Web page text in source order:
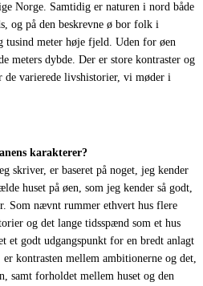
Norge. Samtidig er naturen i nord både
og på den beskrevne ø bor folk i
tusind meter høje fjeld. Uden for øen
meters dybde. Der er store kontraster og
de varierede livshistorier, vi møder i
karakterer?
skriver, er baseret på noget, jeg kender
huset på øen, som jeg kender så godt,
Som nævnt rummer ethvert hus flere
og det lange tidsspænd som et hus
et godt udgangspunkt for en bredt anlagt
kontrasten mellem ambitionerne og det,
samt forholdet mellem huset og den